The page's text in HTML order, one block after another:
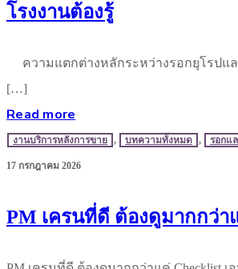
โรงงานต้องรู้
ความแตกต่างหลักระหว่างรอกยุโรปแล
[…]
Read more
งานบริการหลังการขาย , บทความทั้งหมด , รอกแ
17 กรกฎาคม 2026
PM เครนที่ดี ต้องดูมากกว่า